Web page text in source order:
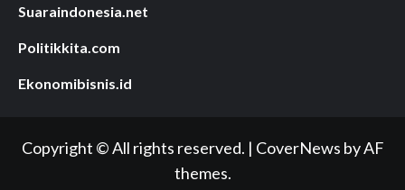
Suaraindonesia.net
Politikkita.com
Ekonomibisnis.id
Copyright © All rights reserved. | CoverNews by AF
themes.